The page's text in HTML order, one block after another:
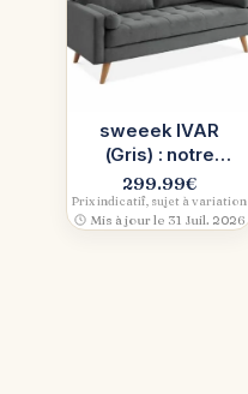
sweeek IVAR
(Gris) : notre
test d’un canapé
scandinave
ferme et malin
299.99€
Prix indicatif, sujet à variation
Mis à jour le 31 Juil. 2026